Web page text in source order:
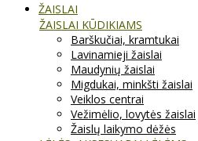
ŽAISLAI
ŽAISLAI KŪDIKIAMS
Barškučiai, kramtukai
Lavinamieji žaislai
Maudynių žaislai
Migdukai, minkšti žaislai
Veiklos centrai
Vežimėlio, lovytės žaislai
Žaislų laikymo dėžės